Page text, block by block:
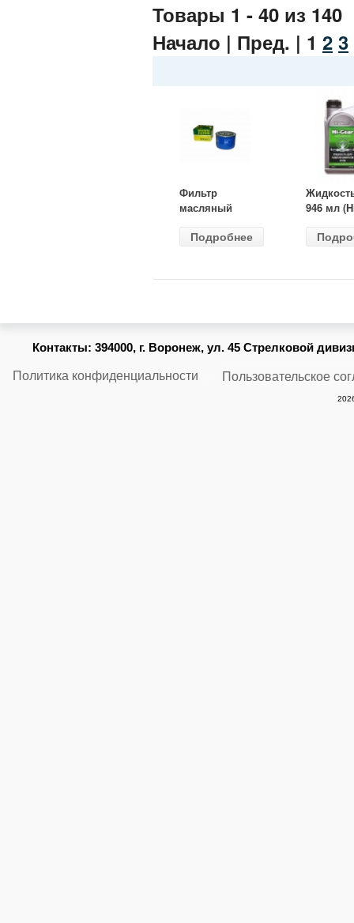
Товары 1 - 40 из 140
Начало | Пред. | 1 2 3
Фильтр
масляный
(MANN) W
Подробнее
946 мл
Контакты: 394000, г. Воронеж, ул. 45 Стрелковой
Политика конфиденциальности Пользовательское